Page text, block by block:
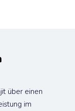
über einen
im